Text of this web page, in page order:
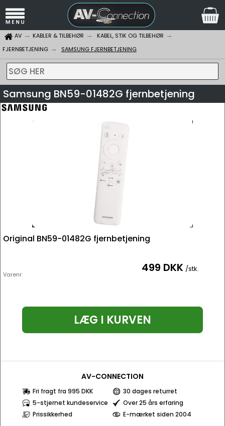
AV KABLER & TILBEHØR
KABEL, STIK OG TILBEHØR
FJERNBETJENING
SAMSUNG FJERNBETJENING
SØG HER
Samsung BN59-01482G fjernbetjening
Original BN59-01482G fjernbetjening
Varenr: 499 DKK /stk.
LÆG I KURVEN
AV-CONNECTION
Fri fragt fra 995 DKK
30 dages returret
5-stjernet kundeservice
Over 25 års erfaring
Prissikkerhed
E-mærket siden 2004